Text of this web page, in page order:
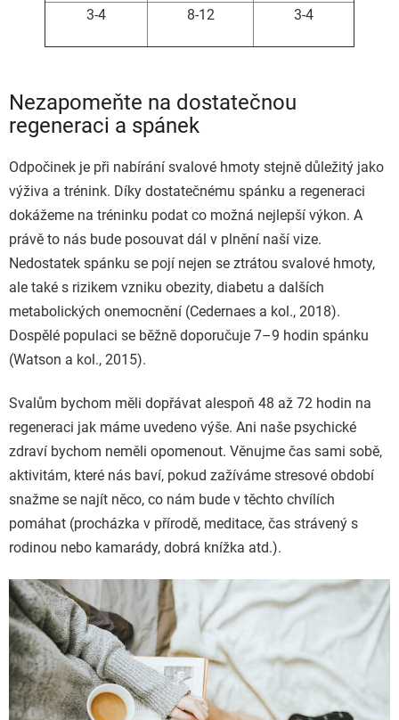
3-4 8-12 3-4
Nezapomeňte na dostatečnou
regeneraci a spánek
Odpočinek je při nabírání svalové hmoty stejně důležitý jako
výživa a trénink. Díky dostatečnému spánku a regeneraci
dokážeme na tréninku podat co možná nejlepší výkon. A
právě to nás bude posouvat dál v plnění naší vize.
Nedostatek spánku se pojí nejen se ztrátou svalové hmoty,
ale také s rizikem vzniku obezity, diabetu a dalších
metabolických onemocnění (Cedernaes a kol., 2018).
Dospělé populaci se běžně doporučuje 7–9 hodin spánku
(Watson a kol., 2015).
Svalům bychom měli dopřávat alespoň 48 až 72 hodin na
regeneraci jak máme uvedeno výše. Ani naše psychické
zdraví bychom neměli opomenout. Věnujme čas sami sobě,
aktivitám, které nás baví, pokud zažíváme stresové období
snažme se najít něco, co nám bude v těchto chvílích
pomáhat (procházka v přírodě, meditace, čas strávený s
rodinou nebo kamarády, dobrá knížka atd.).